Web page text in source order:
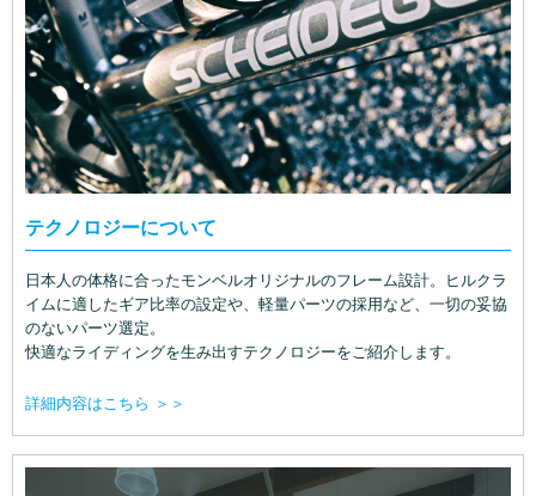
テクノロジーについて
日本人の体格に合ったモンベルオリジナルのフレーム設計。ヒルクラ
イムに適したギア比率の設定や、軽量パーツの採用など、一切の妥協
のないパーツ選定。
快適なライディングを生み出すテクノロジーをご紹介します。
詳細内容はこちら ＞＞